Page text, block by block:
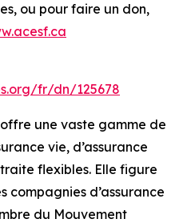
ou pour faire un don,
fr/dn/125678
offre une vaste gamme de
vie, d’assurance
flexibles. Elle figure
compagnies d’assurance
du Mouvement